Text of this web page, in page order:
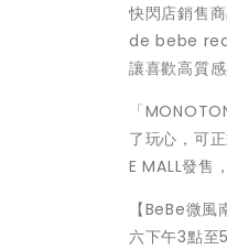
快閃店銷售
de bebe
讓喜歡高質
「
了玩心，可
E MALL發售
【BeBe微
六下午3點至